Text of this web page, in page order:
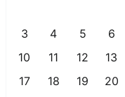
3
4 5 6
10
11 12 13
17
18 19 20